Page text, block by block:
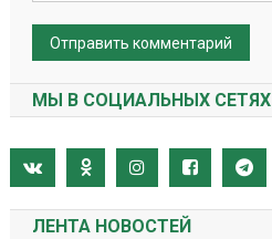
МЫ В СОЦИАЛЬНЫХ СЕТЯХ
ЛЕНТА НОВОСТЕЙ